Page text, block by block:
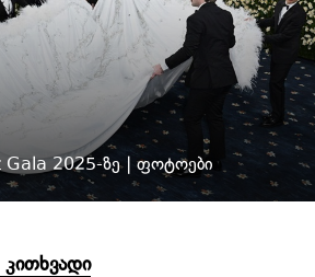
Gala 2025-ზე | ფოტოები